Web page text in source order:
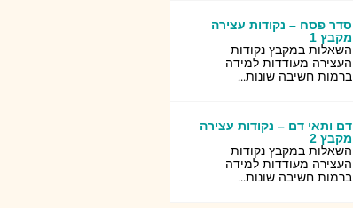
סדר פסח – נקודות עצירה
מקבץ 1
השאלות במקבץ נקודות
העצירה מעודדות למידה
ברמות חשיבה שונות...
דם ותאי דם – נקודות עצירה
מקבץ 2
השאלות במקבץ נקודות
העצירה מעודדות למידה
ברמות חשיבה שונות...